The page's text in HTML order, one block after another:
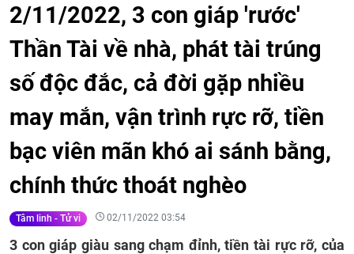
2/11/2022, 3 con giáp 'rước'
Thần Tài về nhà, phát tài trúng
số độc đắc, cả đời gặp nhiều
may mắn, vận trình rực rỡ, tiền
bạc viên mãn khó ai sánh bằng,
chính thức thoát nghèo
Tâm linh - Tử vi 02/11/2022 03:54
3 con giáp giàu sang chạm đỉnh, tiền tài rực rỡ, của